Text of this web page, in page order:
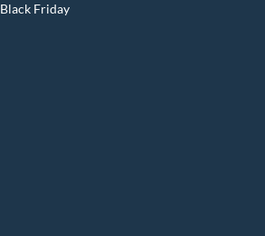
Black Friday